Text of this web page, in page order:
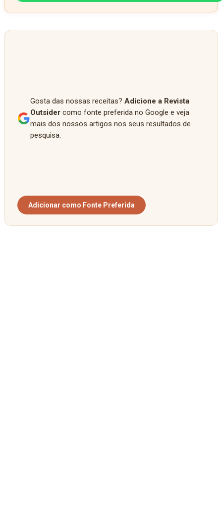
Gosta das nossas receitas? Adicione a Revista
Outsider como fonte preferida no Google e veja
mais dos nossos artigos nos seus resultados de
pesquisa.
Adicionar como Fonte Preferida